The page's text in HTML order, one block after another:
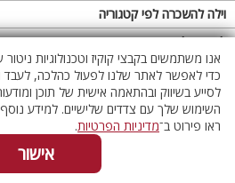
תקנון
מדיניות פרטיות
וילות במרכז
וילות בדרום
וילות באילת
וילות בשרון
וילות באזור החרמון
וילה לזוגות
וילות למשפחות
וילות לציבור הדתי
אירוח דרוזי
וילות למסיבות
וילה להשכרה לפי קטגוריה
וילות עם בריכה
וילה עם בריכה מחוממת
וילה עם בריכה מחוממת מקורה
וילות עם סאונה
לופטים להשכרה
לופט
לופטים בצפון
לופטים בדרום
אנו משתמשים בקבצי קוקיז וטכנולוגיות
כדי לאפשר לאתר שלנו לפעול כהלכה,
לסייע בשיווק ובהתאמה אישית של תוכן
השימוש שלך עם צדדים שלישיים. למידע
ראו פירוט ב־מדיניות הפרטיות.
אישור